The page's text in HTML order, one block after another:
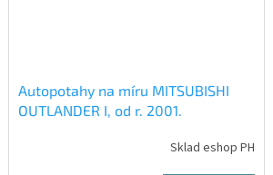
Autopotahy na míru MITSUBISHI
OUTLANDER I, od r. 2001.
Sklad eshop PH